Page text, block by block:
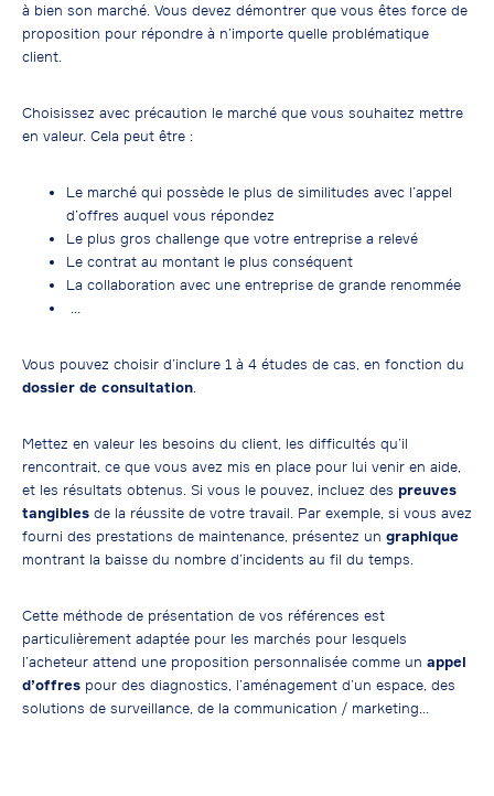
à bien son marché. Vous devez démontrer que vous êtes force de
proposition pour répondre à n’importe quelle problématique
client.
Choisissez avec précaution le marché que vous souhaitez mettre
en valeur. Cela peut être :
Le marché qui possède le plus de similitudes avec l’appel
d’offres auquel vous répondez
Le plus gros challenge que votre entreprise a relevé
Le contrat au montant le plus conséquent
La collaboration avec une entreprise de grande renommée
Vous pouvez choisir d’inclure 1 à 4 études de cas, en fonction du
dossier de consultation
Mettez en valeur les besoins du client, les difficultés qu’il
rencontrait, ce que vous avez mis en place pour lui venir en aide,
et les résultats obtenus. Si vous le pouvez, incluez des preuves
tangibles de la réussite de votre travail. Par exemple, si vous avez
fourni des prestations de maintenance, présentez un graphique
montrant la baisse du nombre d’incidents au fil du temps.
Cette méthode de présentation de vos références est
particulièrement adaptée pour les marchés pour lesquels
l’acheteur attend une proposition personnalisée comme un appel
d’offres pour des diagnostics, l’aménagement d’un espace, des
solutions de surveillance, de la communication / marketing…